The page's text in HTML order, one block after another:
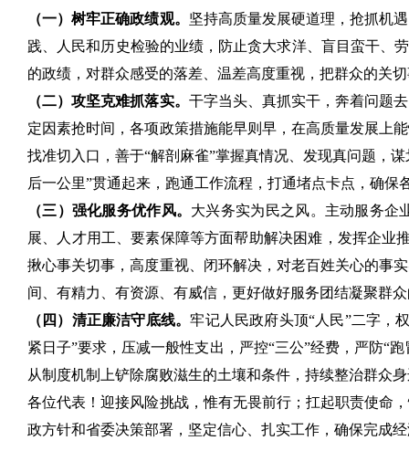
（一）树牢正确政绩观。 坚持高质量发展硬道理，抢抓机
践、人民和历史检验的业绩，防止贪大求洋、盲目蛮干、
的政绩，对群众感受的落差、温差高度重视，把群众的关
（二）攻坚克难抓落实。 干字当头、真抓实干，奔着问题
定因素抢时间，各项政策措施能早则早，在高质量发展上
找准切入口，善于“解剖麻雀”掌握真情况、发现真问题，
后一公里”贯通起来，跑通工作流程，打通堵点卡点，确保
（三）强化服务优作风。 大兴务实为民之风。主动服务企
展、人才用工、要素保障等方面帮助解决困难，发挥企业
揪心事关切事，高度重视、闭环解决，对老百姓关心的事
间、有精力、有资源、有威信，更好做好服务团结凝聚群
（四）清正廉洁守底线。牢记人民政府头顶“人民”二字，
紧日子”要求，压减一般性支出，严控“三公”经费，严防“
从制度机制上铲除腐败滋生的土壤和条件，持续整治群众
各位代表！迎接风险挑战，惟有无畏前行；扛起职责使命
政方针和省委决策部署，坚定信心、扎实工作，确保完成